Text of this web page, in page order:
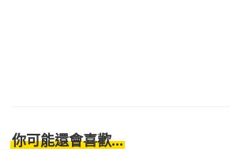
你可能還會喜歡...